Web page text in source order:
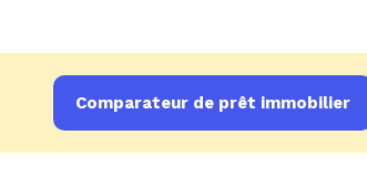
Comparateur de prêt immobilier